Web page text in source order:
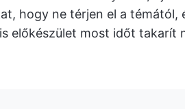
hogy ne térjen el a témától,
előkészület most időt takarít